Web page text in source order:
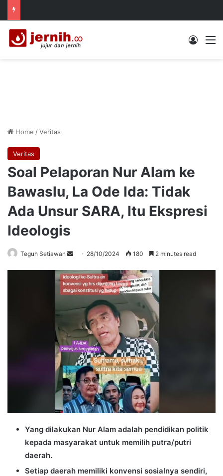
Log In
Home /Veritas
Veritas
Soal Pelaporan Nur Alam ke
Bawaslu, La Ode Ida: Tidak
Ada Unsur SARA, Itu Ekspresi
Ideologis
Teguh Setiawan
Send
email
28/10/2024 180 2 minutes read
Yang dilakukan Nur Alam adalah pendidikan politik
kepada masyarakat untuk memilih putra/putri
daerah.
Setiap daerah memiliki konvensi sosialnya sendiri,